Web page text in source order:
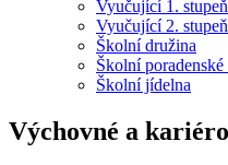
Vyučující 1. stupeň
Vyučující 2. stupeň
Školní družina
Školní poradenské
Školní jídelna
Výchovné a